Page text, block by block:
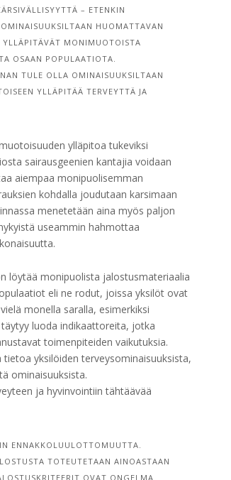
– ETENKIN
HUOMATTAVAN
YLLÄPITÄVÄT MONIMUOTOISTA
OSAAN POPULAATIOTA.
TULE OLLA OMINAISUUKSILTAAN
YLLÄPITÄÄ TERVEYTTÄ JA
ylläpitoa tukeviksi
sairausgeenien kantajia voidaan
aiempaa monipuolisemman
kohdalla joudutaan karsimaan
menetetään aina myös paljon
useammin hahmottaa
löytää monipuolista jalostusmateriaalia
eli ne rodut, joissa yksilöt ovat
monella saralla, esimerkiksi
luoda indikaattoreita, jotka
toimenpiteiden vaikutuksia.
yksilöiden terveysominaisuuksista,
ominaisuuksista.
ja hyvinvointiin tähtäävää
ENNAKKOLUULOTTOMUUTTA.
TOTEUTETAAN AINOASTAAN
OVAT ONGELMA